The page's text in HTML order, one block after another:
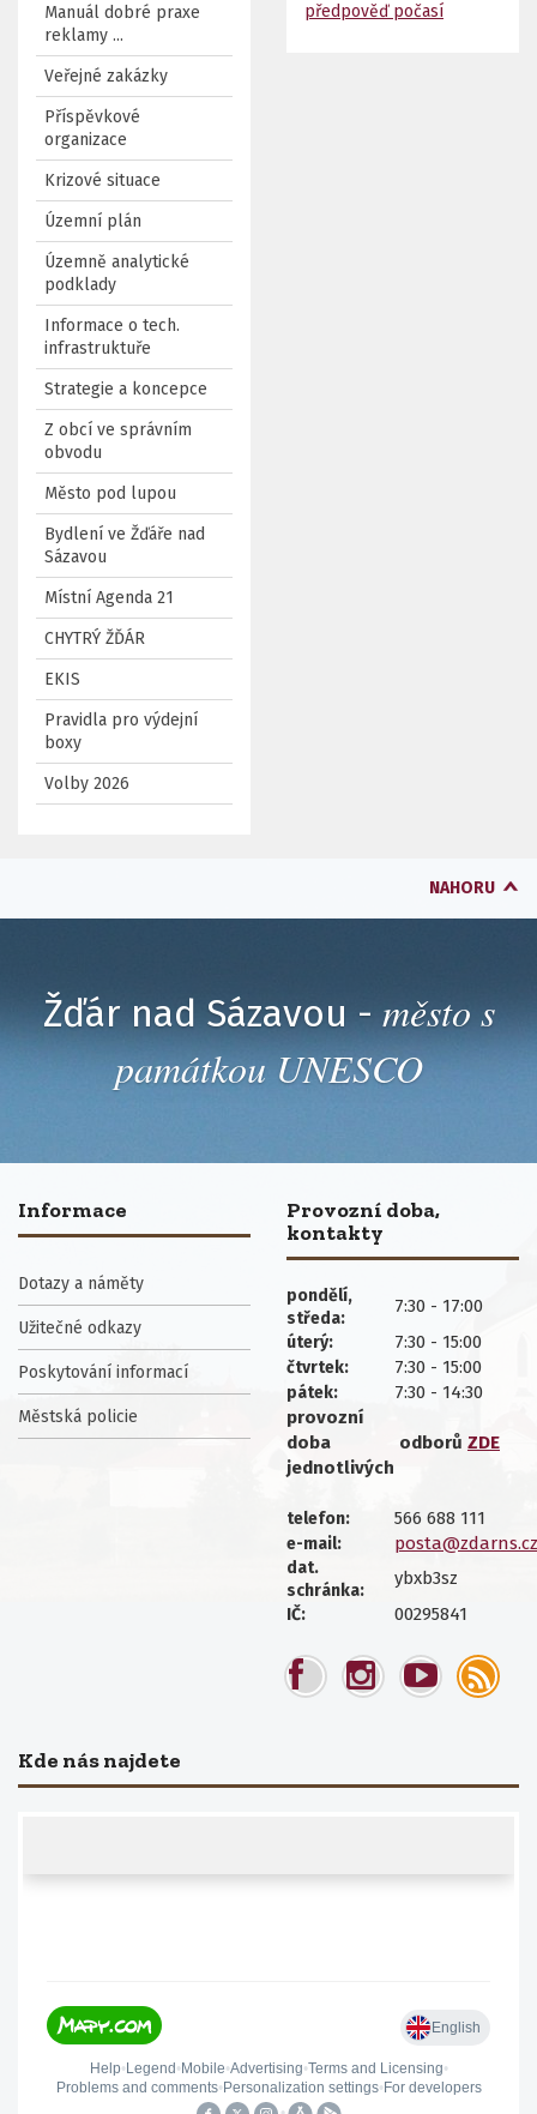
Manuál dobré praxe
reklamy ...
Veřejné zakázky
Příspěvkové
organizace
Krizové situace
Územní plán
Územně analytické
podklady
Informace o tech.
infrastruktuře
Strategie a koncepce
Z obcí ve správním
obvodu
Město pod lupou
Bydlení ve Žďáře nad
Sázavou
Místní Agenda 21
CHYTRÝ ŽĎÁR
EKIS
Pravidla pro výdejní
boxy
Volby 2026
předpověď počasí
NAHORU
Žďár nad Sázavou - město s
památkou UNESCO
Informace
Dotazy a náměty
Užitečné odkazy
Poskytování informací
Městská policie
Provozní doba,
kontakty
pondělí,
středa:
7:30 - 17:00
úterý: 7:30 - 15:00
čtvrtek: 7:30 - 15:00
pátek:
7:30 - 14:30
provozní
doba
jednotlivých
odborů ZDE
telefon: 566 688 111
e-mail: posta@zdarns.cz
dat.
schránka:
ybxb3sz
IČ: 00295841
Kde nás najdete